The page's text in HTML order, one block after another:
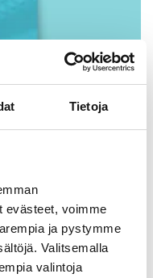
Tietoja
evästeet, voimme
ja pystymme
Valitsemalla
valintoja